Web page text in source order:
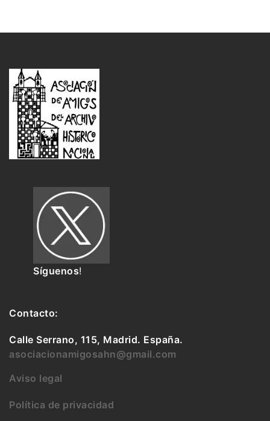
Síguenos!
Contacto:
Calle Serrano, 115, Madrid. España.
asociacionamigosahn@gmail.com
Aviso legal
Política de privacidad